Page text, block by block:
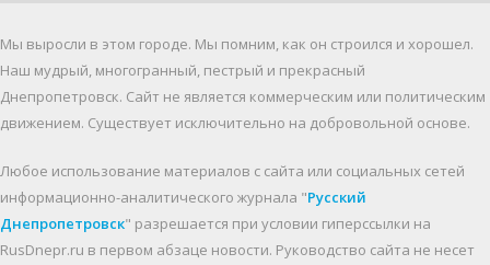
Мы выросли в этом городе. Мы помним, как он строился и хорошел.
Наш мудрый, многогранный, пестрый и прекрасный
Днепропетровск. Cайт не является коммерческим или политическим
движением. Существует исключительно на добровольной основе.
Любое использование материалов c сайта или социальных сетей
информационно-аналитического журнала "Русский
Днепропетровск" разрешается при условии гиперссылки на
RusDnepr.ru в первом абзаце новости. Руководство сайта не несет